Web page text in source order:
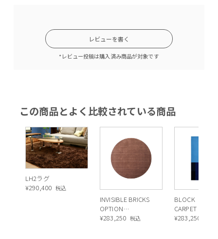
レビューを書く
*レビュー投稿は購入済み商品が対象です
この商品とよく比較されている商品
LH2ラグ
¥290,400 税込
INVISIBLE BRICKS
OPTION
4（ROUND）
¥283,250 税込
BLOCK
CARPET（ブ
カーペット）
¥283,250